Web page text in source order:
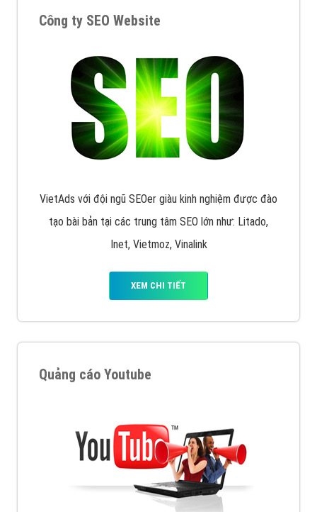
Công ty SEO Website
VietAds với đội ngũ SEOer giàu kinh nghiệm được đào
tạo bài bản tại các trung tâm SEO lớn như: Litado,
Inet, Vietmoz, Vinalink
XEM CHI TIẾT
Quảng cáo Youtube